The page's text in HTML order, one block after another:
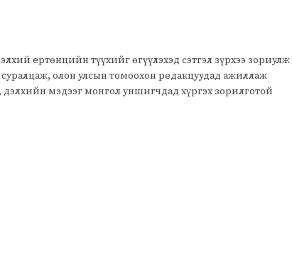
ертөнцийн түүхийг өгүүлэхэд сэтгэл зүрхээ зориулж
олон улсын томоохон редакцуудад ажиллаж
мэдээг монгол уншигчдад хүргэх зорилготой